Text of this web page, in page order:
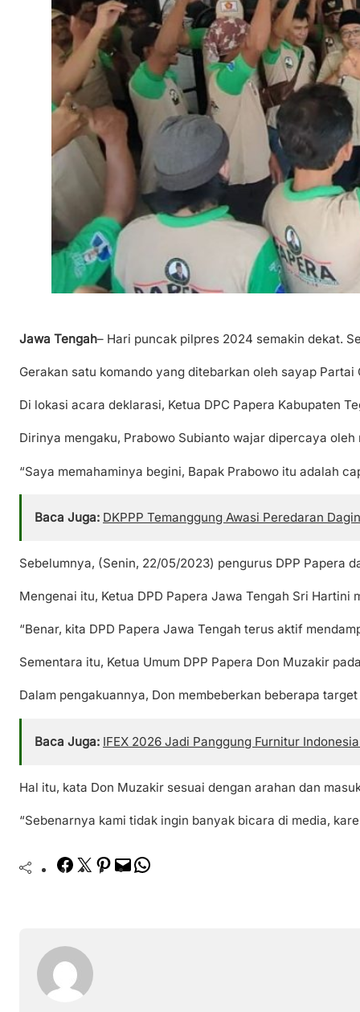
Jawa Tengah– Hari puncak pilpres 2024 semakin dekat.
Gerakan satu komando yang ditebarkan oleh sayap
Di lokasi acara deklarasi, Ketua DPC Papera Kabupaten
Dirinya mengaku, Prabowo Subianto wajar dipercaya
“Saya memahaminya begini, Bapak Prabowo itu adalah
Baca Juga: DKPPP Temanggung Awasi Peredaran
Sebelumnya, (Senin, 22/05/2023) pengurus DPP Papera
Mengenai itu, Ketua DPD Papera Jawa Tengah Sri
“Benar, kita DPD Papera Jawa Tengah terus aktif
Sementara itu, Ketua Umum DPP Papera Don Muzakir
Dalam pengakuannya, Don membeberkan beberapa
Baca Juga: IFEX 2026 Jadi Panggung Furnitur
Hal itu, kata Don Muzakir sesuai dengan arahan dan
“Sebenarnya kami tidak ingin banyak bicara di media,
Facebook
TwitterPinterest
Mail